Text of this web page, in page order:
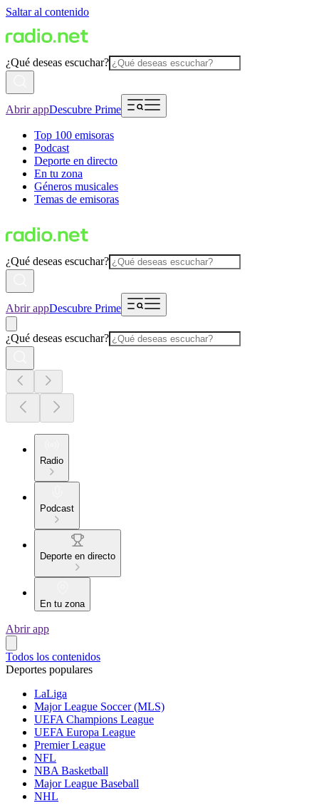
Saltar al contenido
¿Qué deseas escuchar?
Abrir appDescubre Prime
Top 100 emisoras
Podcast
Deporte en directo
En tu zona
Géneros musicales
Temas de emisoras
¿Qué deseas escuchar?
Abrir appDescubre Prime
¿Qué deseas escuchar?
Radio
Podcast
Deporte en directo
En tu zona
Abrir app
Todos los contenidos
Deportes populares
LaLiga
Major League Soccer (MLS)
UEFA Champions League
UEFA Europa League
Premier League
NFL
NBA Basketball
Major League Baseball
NHL